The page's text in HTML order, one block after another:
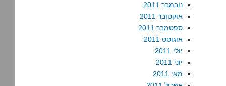
נובמבר 2011
אוקטובר 2011
ספטמבר 2011
אוגוסט 2011
יולי 2011
יוני 2011
מאי 2011